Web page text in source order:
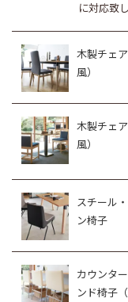
に対応致
木製チェ
風）
木製チェ
風）
スチール
ン椅子
カウンタ
ンド椅子